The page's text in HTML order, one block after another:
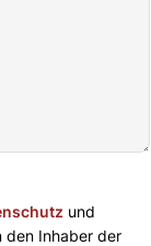
und
den Inhaber der